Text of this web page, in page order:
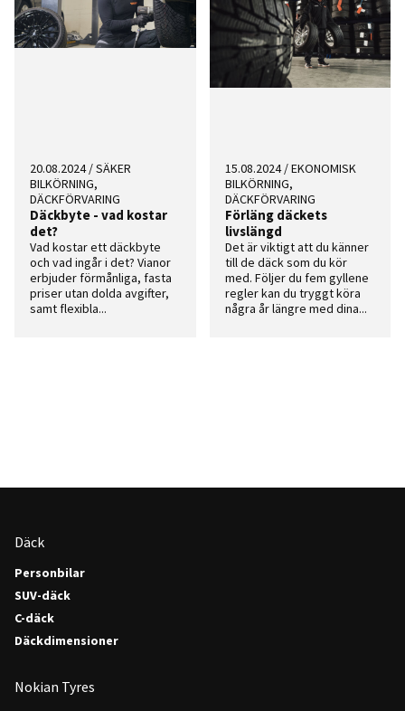
20.08.2024/SÄKER
BILKÖRNING,
DÄCKFÖRVARING
Däckbyte - vad kostar
det?
Vad kostar ett däckbyte
och vad ingår i det? Vianor
erbjuder förmånliga, fasta
priser utan dolda avgifter,
samt flexibla...
15.08.2024/EKONOMISK
BILKÖRNING,
DÄCKFÖRVARING
Förläng däckets
livslängd
Det är viktigt att du känner
till de däck som du kör
med. Följer du fem gyllene
regler kan du tryggt köra
några år längre med dina...
Däck
Personbilar
SUV-däck
C-däck
Däckdimensioner
Nokian Tyres